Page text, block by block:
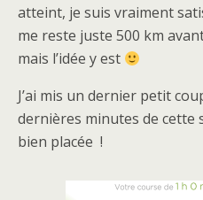
atteint, je suis vraiment
me reste juste 500 km
mais l’idée y est
J’ai mis un dernier petit
dernières minutes de cette
bien placée !